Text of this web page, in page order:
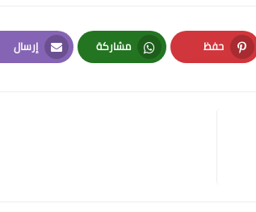
حفظ
Pinterest
مشاركة
Whatsapp
إرسال
Email